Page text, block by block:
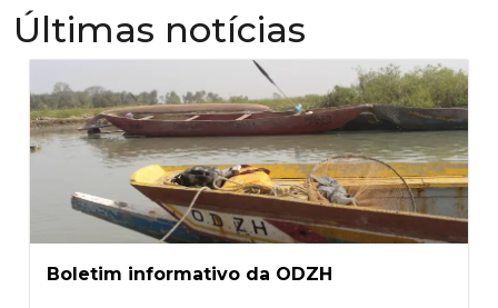
Últimas notícias
Boletim informativo da ODZH